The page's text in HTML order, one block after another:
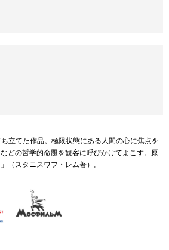
立てた作品。極限状態にある人間の心に焦点を
どの哲学的命題を観客に呼びかけてよこす。原
（スタニスワフ・レム著）。